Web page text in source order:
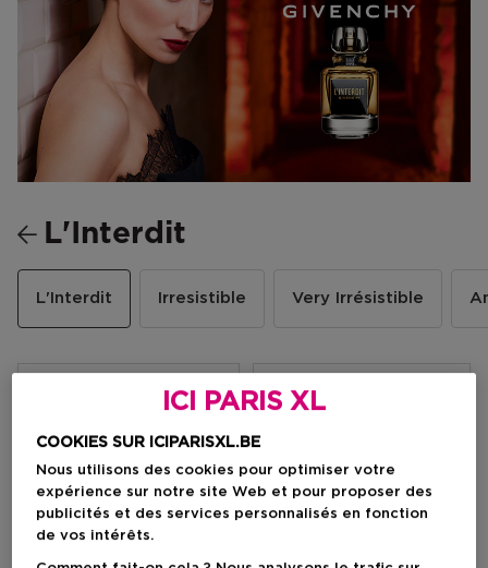
L'Interdit
L'Interdit Irresistible Very Irrésistible
-18%
ICI PARIS XL
COOKIES SUR ICIPARISXL.BE
Nous utilisons des cookies pour optimiser votre
expérience sur notre site Web et pour proposer des
publicités et des services personnalisés en fonction
de vos intérêts.